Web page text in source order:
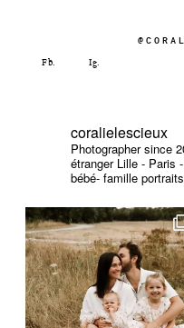
coralielescieux
Photographer since
étranger Lille - Paris
bébé- famille